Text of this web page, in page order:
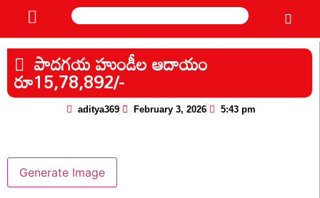
పాదగయ హుండీల ఆదాయం
రూ15,78,892/-
aditya369 February 3, 2026 5:43 pm
Generate Image